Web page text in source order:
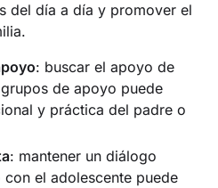
del día a día y promover el
: buscar el apoyo de
de apoyo puede
y práctica del padre o
: mantener un diálogo
el adolescente puede